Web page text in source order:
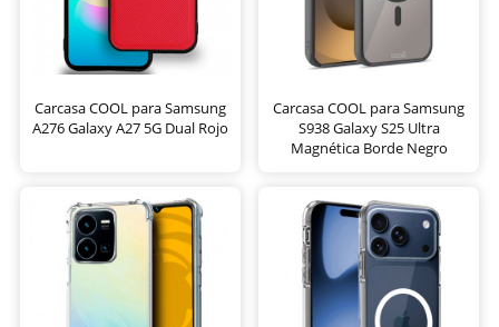
Carcasa COOL para Samsung
A276 Galaxy A27 5G Dual Rojo
Carcasa COOL para Samsung
S938 Galaxy S25 Ultra
Magnética Borde Negro